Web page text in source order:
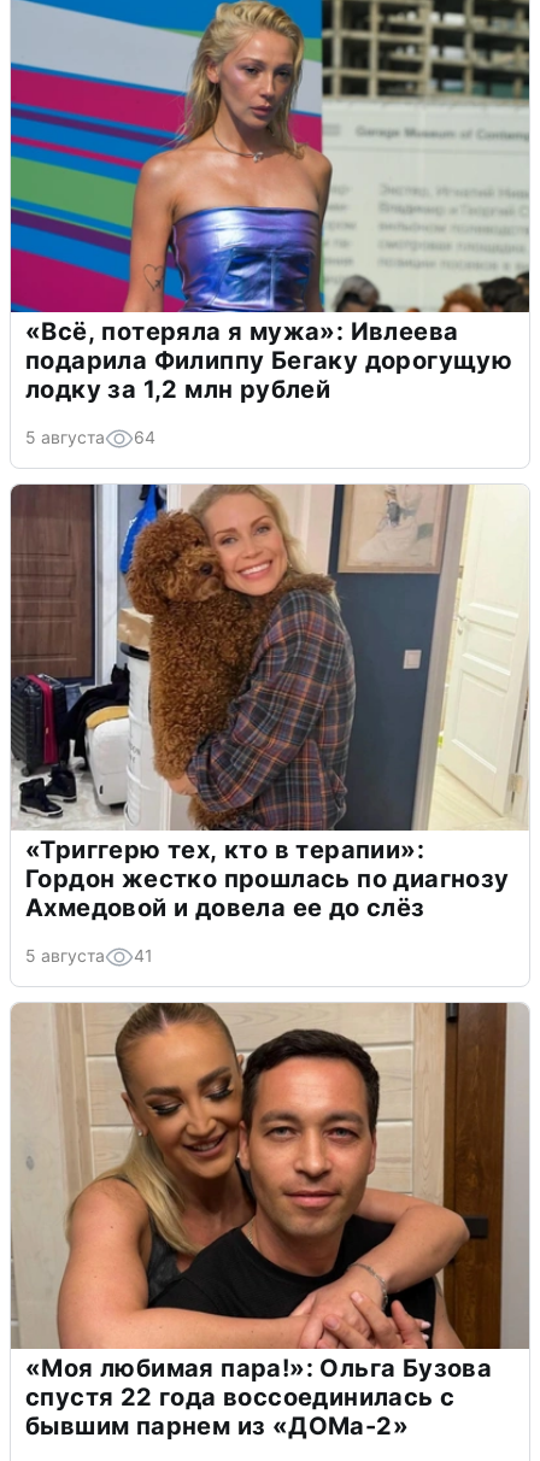
«Всё, потеряла я мужа»: Ивлеева
подарила Филиппу Бегаку дорогущую
лодку за 1,2 млн рублей
5 августа 64
«Триггерю тех, кто в терапии»:
Гордон жестко прошлась по диагнозу
Ахмедовой и довела ее до слёз
5 августа 41
«Моя любимая пара!»: Ольга Бузова
спустя 22 года воссоединилась с
бывшим парнем из «ДОМа-2»